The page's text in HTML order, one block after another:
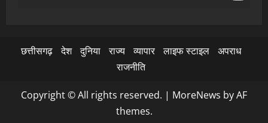
छत्तीसगढ़ देश दुनिया राज्य व्यापार लाइफ स्टाइल
अपराध
राजनीति
Copyright © All rights reserved. | MoreNews by AF
themes.